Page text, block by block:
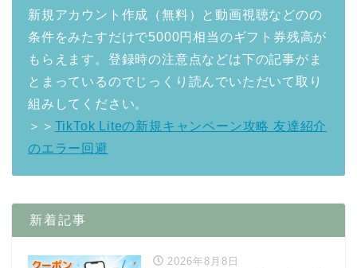
新規アカウント作成（無料）と動画視聴などのの
条件をみたすだけで5000円相当のギフト券残高が
もらえます。登録時の注意点などは下の記事がま
とまっているのでじっくり読んでいただいて取り
組みしてください。
＞＞ TikTok Liteの新規キャンペーン攻略 友達紹介
のエラー回避
新着記事
2026年8月8日